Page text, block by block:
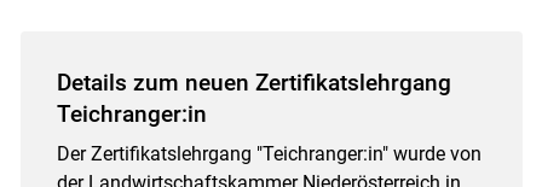
Details zum neuen Zertifikatslehrgang
Teichranger:in
Der Zertifikatslehrgang "Teichranger:in" wurde von